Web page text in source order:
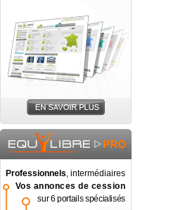
Professionnels, intermédiaires
Vos annonces de cession
sur 6 portails spécialisés